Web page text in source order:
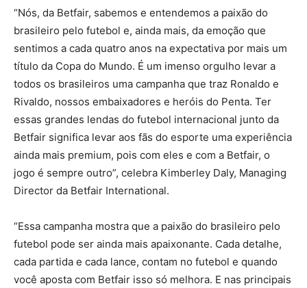
“Nós, da Betfair, sabemos e entendemos a paixão do
brasileiro pelo futebol e, ainda mais, da emoção que
sentimos a cada quatro anos na expectativa por mais um
título da Copa do Mundo. É um imenso orgulho levar a
todos os brasileiros uma campanha que traz Ronaldo e
Rivaldo, nossos embaixadores e heróis do Penta. Ter
essas grandes lendas do futebol internacional junto da
Betfair significa levar aos fãs do esporte uma experiência
ainda mais premium, pois com eles e com a Betfair, o
jogo é sempre outro”, celebra Kimberley Daly, Managing
Director da Betfair International.
“Essa campanha mostra que a paixão do brasileiro pelo
futebol pode ser ainda mais apaixonante. Cada detalhe,
cada partida e cada lance, contam no futebol e quando
você aposta com Betfair isso só melhora. E nas principais